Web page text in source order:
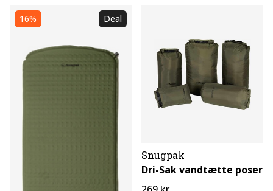
16% Deal
Snugpak
Dri-Sak vandtætte poser